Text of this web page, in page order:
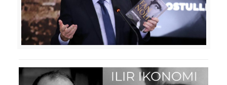
IKONOMIT NË NEW YORK